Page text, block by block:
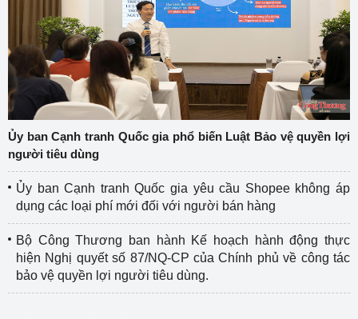
Ủy ban Cạnh tranh Quốc gia phổ biến Luật Bảo vệ quyền lợi
người tiêu dùng
Ủy ban Cạnh tranh Quốc gia yêu cầu Shopee không áp
dụng các loại phí mới đối với người bán hàng
Bộ Công Thương ban hành Kế hoạch hành động thực
hiện Nghị quyết số 87/NQ-CP của Chính phủ về công tác
bảo vệ quyền lợi người tiêu dùng.